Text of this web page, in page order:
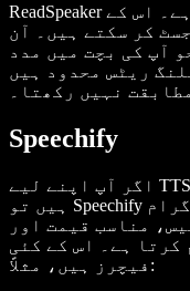
ReadSpeaker بھی ایک اچھا آپشن ہے۔ اس کے SSML کے
کر سکتے ہیں۔ آن
آپ کی بچت میں مدد
ریٹس محدود ہیں
نہیں رکھتا۔
Speechify
اگر آپ اپنے لیے TTS ٹول کا بہترین متبادل چاہتے
ہیں تو Speechify نہایت عمدہ انتخاب ہے۔ یہ پروگرام
مناسب قیمت اور
کرتا ہے۔ اس کے کئی
فیچرز ہیں، مثلاً: